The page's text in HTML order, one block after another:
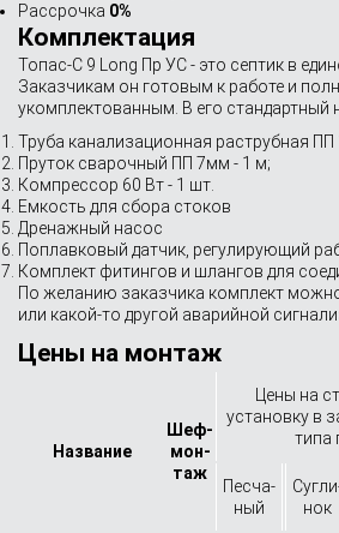
Рассрочка 0%
Комплектация
Топас-С 9 Long Пр УС - это септик в
Заказчикам он готовым к работе и
укомплектованным. В его стандартный
Труба канализационная раструбная ПП
Пруток сварочный ПП 7мм - 1 м;
Компрессор 60 Вт - 1 шт.
Емкость для сбора стоков
Дренажный насос
Поплавковый датчик, регулирующий
Комплект фитингов и шлангов для
По желанию заказчика комплект
или какой-то другой аварийной
Цены на монтаж
Назва­ние
Шеф-
мон­
таж
Цены на
установку в
типа
Песча­
ный
нок